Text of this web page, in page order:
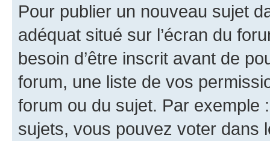
Pour publier un nouveau sujet
adéquat situé sur l’écran du
besoin d’être inscrit avant de
forum, une liste de vos
forum ou du sujet. Par exemple
sujets, vous pouvez voter dans